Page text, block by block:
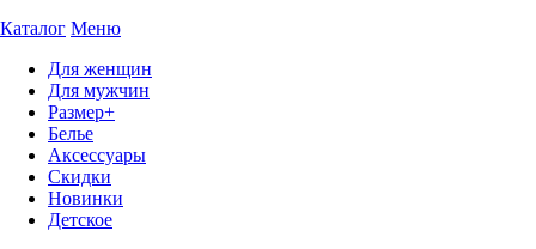
Каталог Меню
Для женщин
Для мужчин
Размер+
Белье
Аксессуары
Скидки
Новинки
Детское